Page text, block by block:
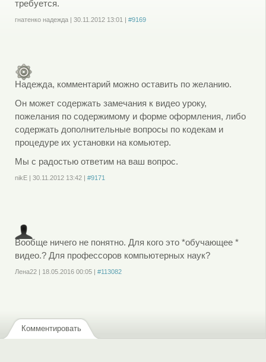
требуется.
гнатенко надежда | 30.11.2012 13:01 | #9169
Надежда, комментарий можно оставить по желанию.
Он может содержать замечания к видео уроку,
пожелания по содержимому и форме оформления, либо
содержать дополнительные вопросы по кодекам и
процедуре их установки на комьютер.
Мы с радостью ответим на ваш вопрос.
nikE | 30.11.2012 13:42 | #9171
Вообще ничего не понятно. Для кого это *обучающее *
видео.? Для профессоров компьютерных наук?
Лена22 | 18.05.2016 00:05 | #113082
Комментировать